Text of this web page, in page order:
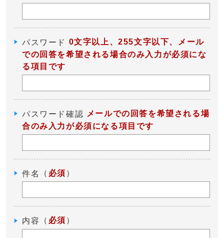
パスワード 0文字以上、255文字以下、メール
での回答を希望される場合のみ入力が必須にな
る項目です
パスワード確認 メールでの回答を希望される場
合のみ入力が必須になる項目です
件名 （ 必須 ）
内容 （ 必須 ）